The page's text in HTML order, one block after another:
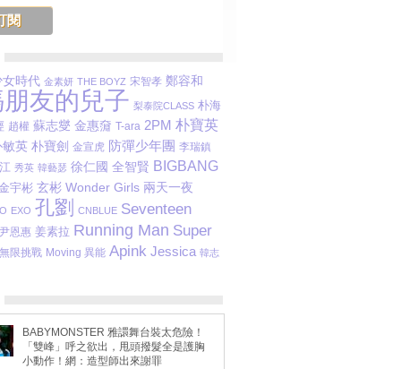
女時代 金素妍 THE BOYZ 宋智孝 鄭容和
友的兒子 梨泰院CLASS 朴海
趙權 蘇志燮 金惠奫 T-ara 2PM 朴寶英
英 朴寶劍 金宣虎 防彈少年團 李瑞鎮
秀英 韓藝瑟 徐仁國 全智賢 BIGBANG
宇彬 玄彬 Wonder Girls 兩天一夜
EXO 孔劉 CNBLUE Seventeen
恩惠 姜素拉 Running Man Super
限挑戰 Moving 異能 Apink Jessica 韓志
BABYMONSTER 雅譞舞台裝太危險！
「雙峰」呼之欲出，甩頭撥髮全是護胸
小動作！網：造型師出來謝罪